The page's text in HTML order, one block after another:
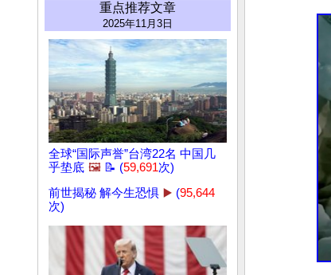
重点推荐文章
2025年11月3日
全球“国际声誉”台湾22名 中国几
乎垫底 🖼️ 📝 (59,691次)
前世揭秘 解今生恐惧 ▶️ (95,644
次)